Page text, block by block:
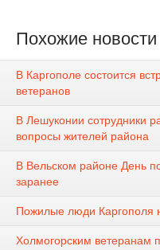
Похожие новости
В Каргополе состоится
ветеранов
В Лешуконии сотрудники
вопросы жителей района
В Вельском районе День
заранее
Пожилые люди Каргополя
Холмогорским ветеранам